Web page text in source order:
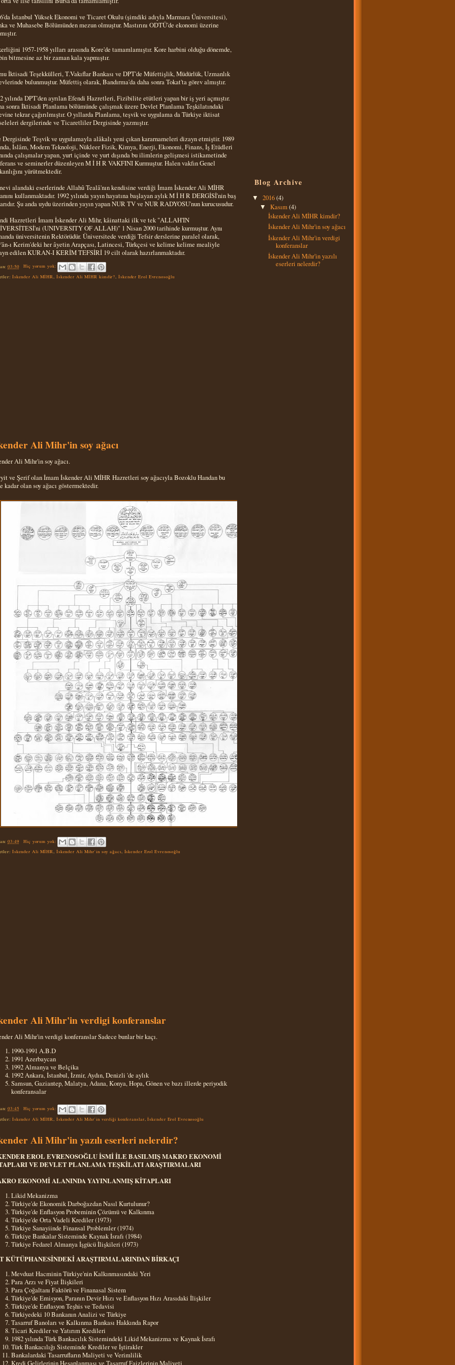
İstanbul Yüksek Ekonomi ve Ticaret Okulu (şimdiki adıyla Marmara Üniversitesi),
ve Muhasebe Bölümünden mezun olmuştur. Mastırını ODTÜ'de ekonomi üzerine
1957-1958 yılları arasında Kore'de tamamlamıştır. Kore harbini olduğu dönemde,
bitmesine az bir zaman kala yapmıştır.
İktisadi Teşekkülleri, T.Vakıflar Bankası ve DPT'de Müfettişlik, Müdürlük, Uzmanlık
bulunmuştur. Müfettiş olarak, Bandırma'da daha sonra Tokat'ta görev almıştır.
yılında DPT'den ayrılan Efendi Hazretleri, Fizibilite etütleri yapan bir iş yeri açmıştır.
sonra İktisadi Planlama bölümünde çalışmak üzere Devlet Planlama Teşkilatındaki
tekrar çağırılmıştır. O yıllarda Planlama, teşvik ve uygulama da Türkiye iktisat
dergilerinde ve Ticaretliler Dergisinde yazmıştır.
Dergisinde Teşvik ve uygulamayla alâkalı yeni çıkan kararnameleri dizayn etmiştir. 1989
İslâm, Modern Teknoloji, Nükleer Fizik, Kimya, Enerji, Ekonomi, Finans, İş Etüdleri
çalışmalar yapan, yurt içinde ve yurt dışında bu ilimlerin gelişmesi istikametinde
ve seminerler düzenleyen M İ H R VAKFINI Kurmuştur. Halen vakfın Genel
yürütmektedir.
alandaki eserlerinde Allahû Tealâ'nın kendisine verdiği İmam İskender Ali MİHR
kullanmaktadır. 1992 yılında yayın hayatına başlayan aylık M İ H R DERGİSİ'nin baş
Şu anda uydu üzerinden yayın yapan NUR TV ve NUR RADYOSU'nun kurucusudur.
Hazretleri İmam İskender Ali Mihr, kâinattaki ilk ve tek "ALLAH'IN
(UNIVERSITY OF ALLAH)" 1 Nisan 2000 tarihinde kurmuştur. Aynı
üniversitenin Rektörüdür. Üniversitede verdiği Tefsir derslerine paralel olarak,
ı Kerim'deki her âyetin Arapçası, Latincesi, Türkçesi ve kelime kelime mealiyle
edilen KURAN-I KERİM TEFSİRİ 19 cilt olarak hazırlanmaktadır.
03:50
Hiç yorum yok:
İskender Ali MİHR, İskender Ali MİHR kimdir?,İskender Erol Evrenosoğlu
Ali Mihr'in soy ağacı
Ali Mihr'in soy ağacı.
ve Şerif olan İmam İskender Ali MİHR Hazretleri soy ağacıyla Bozoklu Handan bu
kadar olan soy ağacı göstermektedir.
03:49
Hiç yorum yok:
İskender Ali MİHR, İskender Ali Mihr'in soy ağacı, İskender Erol Evrenosoğlu
Ali Mihr'in verdigi konferanslar
Ali Mihr'in verdigi konferanslar Sadece bunlar bir kaçı.
1990-1991 A.B.D
1991 Azerbaycan
1992 Almanya ve Belçika
1992 Ankara, İstanbul, İzmir, Aydın, Denizli 'de aylık
Samsun, Gaziantep, Malatya, Adana, Konya, Hopa, Gönen ve bazı illerde periyodik
konferansalar
03:45
Hiç yorum yok:
İskender Ali MİHR, İskender Ali Mihr'in verdiği konferanslar,İskender Erol Evrenosoğlu
Ali Mihr'in yazılı eserleri nelerdir?
EROL EVRENOSOĞLU İSMİ İLE BASILMIŞ MAKRO EKONOMİ
VE DEVLET PLANLAMA TEŞKİLATI ARAŞTIRMALARI
EKONOMİ ALANINDA YAYINLANMIŞ KİTAPLARI
Likid Mekanizma
Türkiye'de Ekonomik Darboğazdan Nasıl Kurtulunur?
Türkiye'de Enflasyon Probeminin Çözümü ve Kalkınma
Türkiye'de Orta Vadeli Krediler (1973)
Türkiye Sanayiinde Finansal Problemler (1974)
Türkiye Bankalar Sisteminde Kaynak İsrafı (1984)
Türkiye Fedarel Almanya İşgücü İlişkileri (1973)
KÜTÜPHANESİNDEKİ ARAŞTIRMALARINDAN BİRKAÇI
Mevduat Hacminin Türkiye'nin Kalkınmasındaki Yeri
Para Arzı ve Fiyat İlişkileri
Para Çoğaltanı Faktörü ve Finanasal Sistem
Türkiye'de Emisyon, Paranın Devir Hızı ve Enflasyon Hızı Arasıdaki İlişkiler
Türkiye'de Enflasyon Teşhis ve Tedavisi
Türkiyedeki 10 Bankanın Analizi ve Türkiye
Tasarruf Banoları ve Kalkınma Bankası Hakkında Rapor
Ticari Krediler ve Yatırım Kredileri
1982 yılında Türk Bankacılık Sistemindeki Likid Mekanizma ve Kaynak İsrafı
Türk Bankacılığı Sisteminde Krediler ve İştirakler
Bankalardaki Tasarrufların Maliyeti ve Verimlilik
Kredi Gelirlerinin Hesaplanması ve Tasarruf Faizlerinin Maliyeti
Blog Archive
▼ 2016(4)
▼Kasım(4)
İskender Ali MİHR kimdir?
İskender Ali Mihr'in soy ağacı
İskender Ali Mihr'in verdigi
konferanslar
İskender Ali Mihr'in yazılı
eserleri nelerdir?